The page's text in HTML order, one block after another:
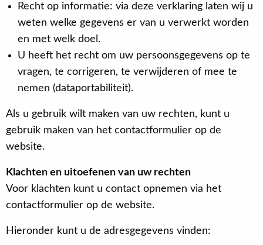
Recht op informatie: via deze verklaring laten wij u
weten welke gegevens er van u verwerkt worden
en met welk doel.
U heeft het recht om uw persoonsgegevens op te
vragen, te corrigeren, te verwijderen of mee te
nemen (dataportabiliteit).
Als u gebruik wilt maken van uw rechten, kunt u
gebruik maken van het contactformulier op de
website.
Klachten en uitoefenen van uw rechten
Voor klachten kunt u contact opnemen via het
contactformulier op de website.
Hieronder kunt u de adresgegevens vinden: